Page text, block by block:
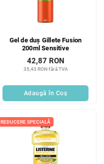
Gel de duș Gillete Fusion
200ml Sensitive
35,43 RON fără TVA
42,87 RON
Adaugă în Coş
REDUCERE SPECIALĂ